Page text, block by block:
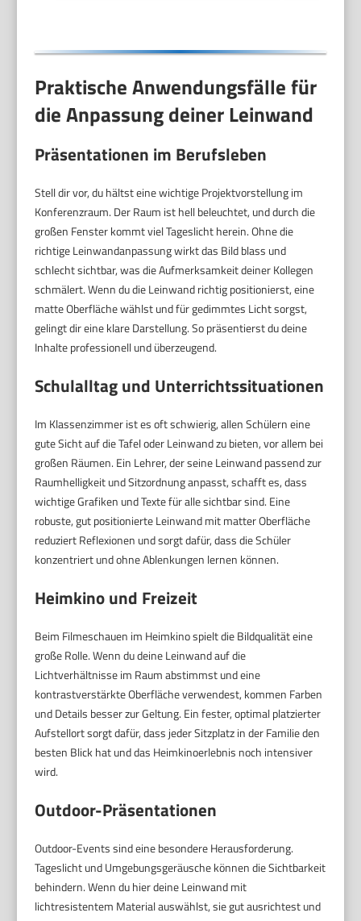
Praktische Anwendungsfälle für
die Anpassung deiner Leinwand
Präsentationen im Berufsleben
Stell dir vor, du hältst eine wichtige Projektvorstellung im
Konferenzraum. Der Raum ist hell beleuchtet, und durch die
großen Fenster kommt viel Tageslicht herein. Ohne die
richtige Leinwandanpassung wirkt das Bild blass und
schlecht sichtbar, was die Aufmerksamkeit deiner Kollegen
schmälert. Wenn du die Leinwand richtig positionierst, eine
matte Oberfläche wählst und für gedimmtes Licht sorgst,
gelingt dir eine klare Darstellung. So präsentierst du deine
Inhalte professionell und überzeugend.
Schulalltag und Unterrichtssituationen
Im Klassenzimmer ist es oft schwierig, allen Schülern eine
gute Sicht auf die Tafel oder Leinwand zu bieten, vor allem bei
großen Räumen. Ein Lehrer, der seine Leinwand passend zur
Raumhelligkeit und Sitzordnung anpasst, schafft es, dass
wichtige Grafiken und Texte für alle sichtbar sind. Eine
robuste, gut positionierte Leinwand mit matter Oberfläche
reduziert Reflexionen und sorgt dafür, dass die Schüler
konzentriert und ohne Ablenkungen lernen können.
Heimkino und Freizeit
Beim Filmeschauen im Heimkino spielt die Bildqualität eine
große Rolle. Wenn du deine Leinwand auf die
Lichtverhältnisse im Raum abstimmst und eine
kontrastverstärkte Oberfläche verwendest, kommen Farben
und Details besser zur Geltung. Ein fester, optimal platzierter
Aufstellort sorgt dafür, dass jeder Sitzplatz in der Familie den
besten Blick hat und das Heimkinoerlebnis noch intensiver
wird.
Outdoor-Präsentationen
Outdoor-Events sind eine besondere Herausforderung.
Tageslicht und Umgebungsgeräusche können die Sichtbarkeit
behindern. Wenn du hier deine Leinwand mit
lichtresistentem Material auswählst, sie gut ausrichtest und